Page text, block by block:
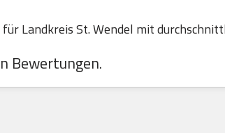
Landkreis St. Wendel mit
Bewertungen.